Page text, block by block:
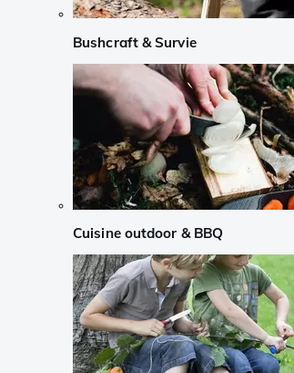
Bushcraft & Survie
Cuisine outdoor & BBQ